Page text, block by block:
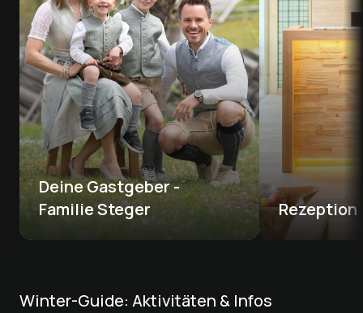
Deine Gastgeber -
Familie Steger
Rezeption
Winter-Guide: Aktivitäten & Infos